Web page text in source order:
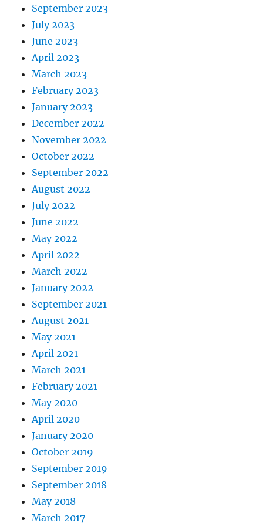
September 2023
July 2023
June 2023
April 2023
March 2023
February 2023
January 2023
December 2022
November 2022
October 2022
September 2022
August 2022
July 2022
June 2022
May 2022
April 2022
March 2022
January 2022
September 2021
August 2021
May 2021
April 2021
March 2021
February 2021
May 2020
April 2020
January 2020
October 2019
September 2019
September 2018
May 2018
March 2017